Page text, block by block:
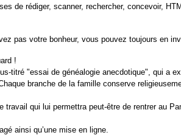
de rédiger, scanner, rechercher, concevoir,
pas votre bonheur, vous pouvez toujours en
!
titré "essai de généalogie anecdotique", qui a
branche de la famille conserve
travail qui lui permettra peut-être de rentrer au
ainsi qu’une mise en ligne.